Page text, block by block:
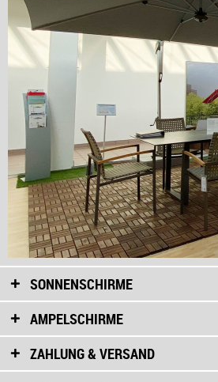
SONNENSCHIRME
AMPELSCHIRME
ZAHLUNG & VERSAND